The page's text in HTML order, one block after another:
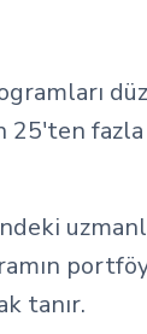
fazla
tanır.